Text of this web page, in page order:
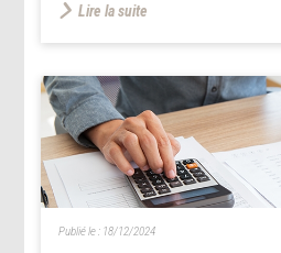
Lire la suite
Publié le : 18/12/2024